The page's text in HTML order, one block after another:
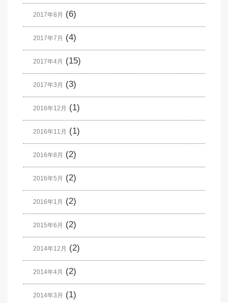
2017年8月 (6)
2017年7月 (4)
2017年4月 (15)
2017年3月 (3)
2016年12月 (1)
2016年11月 (1)
2016年8月 (2)
2016年5月 (2)
2016年1月 (2)
2015年6月 (2)
2014年12月 (2)
2014年4月 (2)
2014年3月 (1)